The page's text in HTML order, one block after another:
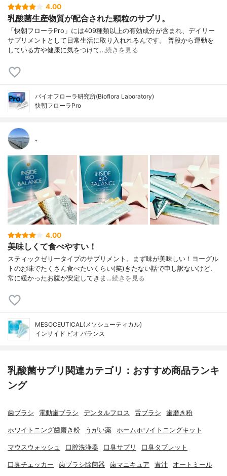
4.00
乳酸菌生産物質が配合された顆粒のサプリ。
「快朝フローラPro」には409種類以上の有効成分が含まれ、デイリー
サプリメントとして日常生活に取り入れれるんです。 普段から運動を
している方や健康に気をつけて…続きを見る
バイオフローラ研究所(Bioflora Laboratory)
快朝フローラPro
。
4.00
美味しくて食べやすい！
スティックゼリータイプのサプリメント。まず味が美味しい！ヨーグル
トのお味でたくさん食べたいくらい(笑)きたない話で申し訳ないけど、
常に緩かったお腹が安定してきま…続きを見る
MESOCEUTICAL(メソシューティカル)
インサイド ビオ バランス
乳酸菌サプリ関連カテゴリ：おすすめ商品ランキ
ング
歯ブラシ 電動歯ブラシ デンタルフロス 舌ブラシ 歯磨き粉
ホワイトニング歯磨き粉 うがい薬 ホームホワイトニングキット
マウスウォッシュ 口腔洗浄器 口臭サプリ 口臭タブレット
口臭チェッカー 歯ブラシ除菌器 歯マニキュア 青汁 オートミール